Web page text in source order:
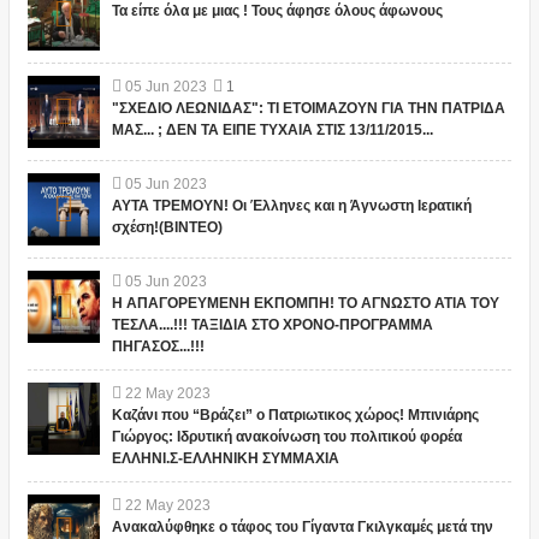
Τα είπε όλα με μιας ! Τους άφησε όλους άφωνους
05 Jun 2023
1
"ΣΧΕΔΙΟ ΛΕΩΝΙΔΑΣ": ΤΙ ΕΤΟΙΜΑΖΟΥΝ ΓΙΑ ΤΗΝ ΠΑΤΡΙΔΑ
ΜΑΣ... ; ΔΕΝ ΤΑ ΕΙΠΕ ΤΥΧΑΙΑ ΣΤΙΣ 13/11/2015...
05 Jun 2023
ΑΥΤΑ ΤΡΕΜΟΥΝ! Οι Έλληνες και η Άγνωστη Ιερατική
σχέση!(ΒΙΝΤΕΟ)
05 Jun 2023
Η ΑΠΑΓΟΡΕΥΜΕΝΗ ΕΚΠΟΜΠΗ! ΤΟ ΑΓΝΩΣΤΟ ΑΤΙΑ ΤΟΥ
ΤΕΣΛΑ....!!! ΤΑΞΙΔΙΑ ΣΤΟ ΧΡΟΝΟ-ΠΡΟΓΡΑΜΜΑ
ΠΗΓΑΣΟΣ...!!!
22 May 2023
Καζάνι που “Βράζει” ο Πατριωτικος χώρος! Μπινιάρης
Γιώργος: Ιδρυτική ανακοίνωση του πολιτικού φορέα
ΕΛΛΗΝΙ.Σ-ΕΛΛΗΝΙΚΗ ΣΥΜΜΑΧΙΑ
22 May 2023
Ανακαλύφθηκε ο τάφος του Γίγαντα Γκιλγκαμές μετά την